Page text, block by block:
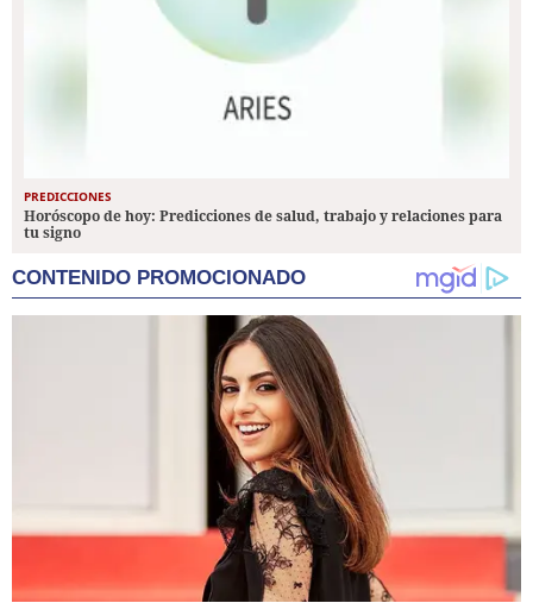
PREDICCIONES
Horóscopo de hoy: Predicciones de salud, trabajo y relaciones para
tu signo
CONTENIDO PROMOCIONADO